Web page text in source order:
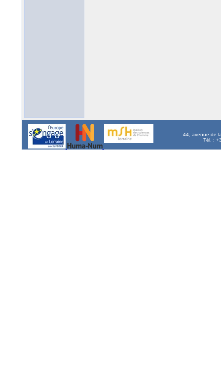
44, avenue de
Tél. :